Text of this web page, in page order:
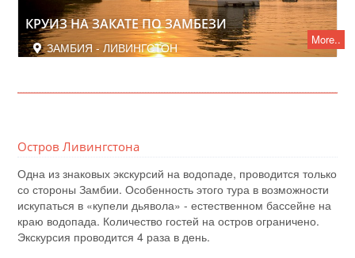
More..
КРУИЗ НА ЗАКАТЕ ПО ЗАМБЕЗИ
ЗАМБИЯ - ЛИВИНГСТОН
Остров Ливингстона
Одна из знаковых экскурсий на водопаде, проводится только
со стороны Замбии. Особенность этого тура в возможности
искупаться в «купели дьявола» - естественном бассейне на
краю водопада. Количество гостей на остров ограничено.
Экскурсия проводится 4 раза в день.